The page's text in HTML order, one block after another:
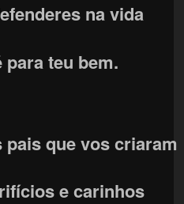
na vida
para teu bem.
pais que vos criaram
e carinhos